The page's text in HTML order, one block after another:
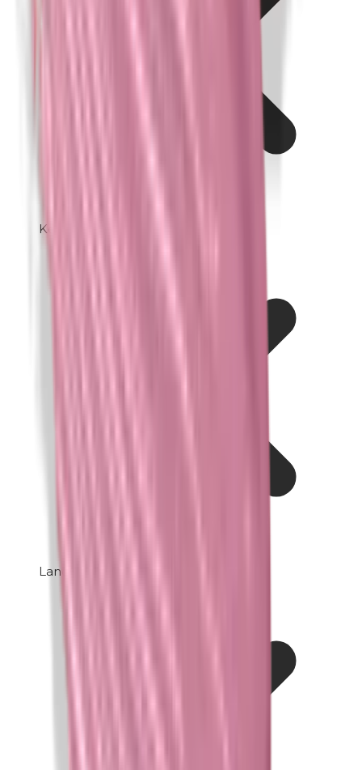
Kobalt
Lanoline (wolvet)